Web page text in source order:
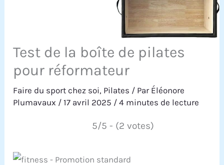
Test de la boîte de pilates
pour réformateur
Faire du sport chez soi, Pilates / Par Éléonore
Plumavaux /17 avril 2025 /4 minutes de lecture
5/5 - (2 votes)